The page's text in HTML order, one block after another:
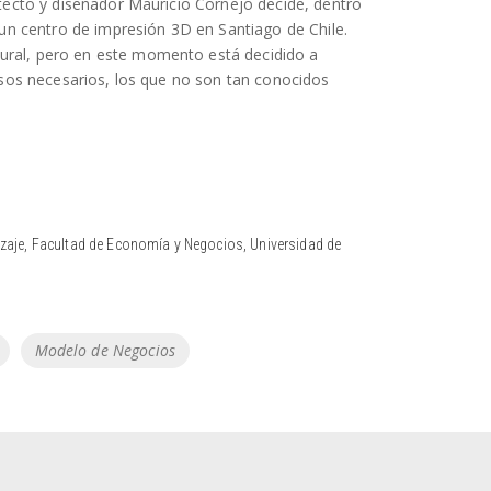
centro de impresión 3D en Santiago de Chile.
pero en este momento está decidido a
necesarios, los que no son tan conocidos
Facultad de Economía y Negocios, Universidad de
Modelo de Negocios